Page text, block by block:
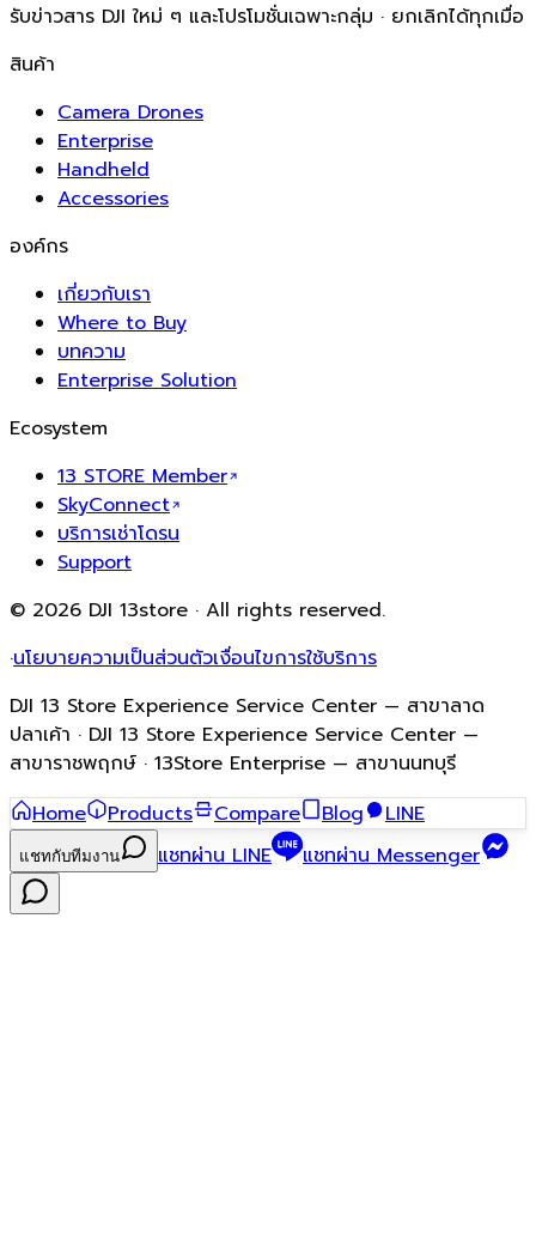
รับข่าวสาร DJI ใหม่ ๆ และโปรโมชั่นเฉพาะกลุ่ม · ยกเลิกได้ทุกเมื่อ
สินค้า
Camera Drones
Enterprise
Handheld
Accessories
องค์กร
เกี่ยวกับเรา
Where to Buy
บทความ
Enterprise Solution
Ecosystem
13 STORE Member
SkyConnect
บริการเช่าโดรน
Support
© 2026 DJI 13store · All rights reserved.
·นโยบายความเป็นส่วนตัวเงื่อนไขการใช้บริการ
DJI 13 Store Experience Service Center — สาขาลาด
ปลาเค้า · DJI 13 Store Experience Service Center —
สาขาราชพฤกษ์ · 13Store Enterprise — สาขานนทบุรี
Home
Products Compare Blog LINE
แชทกับทีมงาน แชทผ่าน LINE แชทผ่าน Messenger